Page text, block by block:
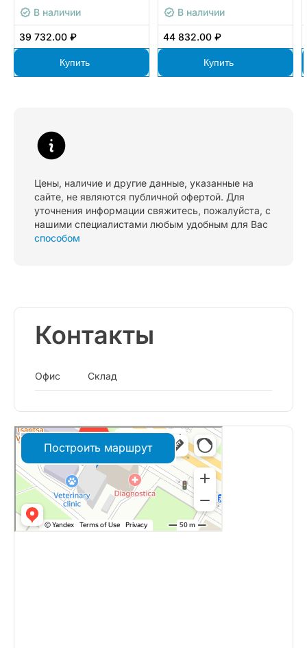
С13, 6 розеток С19, 16A,
кабель питания 3м
(5х2,5мм2) с вилкой IEC
В наличии
39 732.00 ₽
Купить
Schuko, 21 розетка С13, 6
выкл. (3х32А), кабель
питания 3м (5х4мм2) с
вилкой IEC 60309
В наличии
44 832.00 ₽
Купить
Цены, наличие и другие данные, указанные на
сайте, не являются публичной офертой. Для
уточнения информации свяжитесь, пожалуйста, с
нашими специалистами любым удобным для Вас
способом
Контакты
Офис Склад
Построить маршрут